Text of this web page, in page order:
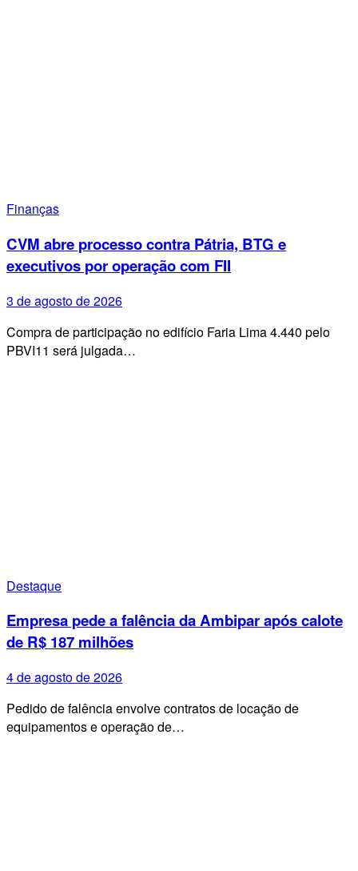
Finanças
CVM abre processo contra Pátria, BTG e
executivos por operação com FII
3 de agosto de 2026
Compra de participação no edifício Faria Lima 4.440 pelo
PBVI11 será julgada…
Destaque
Empresa pede a falência da Ambipar após calote
de R$ 187 milhões
4 de agosto de 2026
Pedido de falência envolve contratos de locação de
equipamentos e operação de…